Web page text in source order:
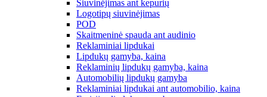
Siuvinėjimas ant kepurių
Logotipų siuvinėjimas
POD
Skaitmeninė spauda ant audinio
Reklaminiai lipdukai
Lipdukų gamyba, kaina
Reklaminių lipdukų gamyba, kaina
Automobilių lipdukų gamyba
Reklaminiai lipdukai ant automobilio, kaina